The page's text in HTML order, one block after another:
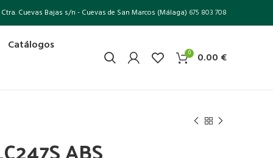
Ctra. Cuevas Bajas s/n - Cuevas de San Marcos (Málaga) 675 803 708
Catálogos 0 0.00 €